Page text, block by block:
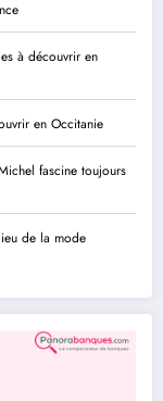
à découvrir en
en Occitanie
fascine toujours
de la mode